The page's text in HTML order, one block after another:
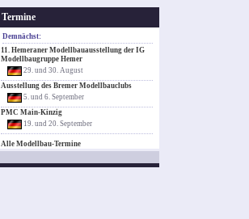
Termine
Demnächst:
11. Hemeraner Modellbauausstellung der IG
Modellbaugruppe Hemer
29. und 30. August
Ausstellung des Bremer Modellbauclubs
5. und 6. September
PMC Main-Kinzig
19. und 20. September
Alle Modellbau-Termine